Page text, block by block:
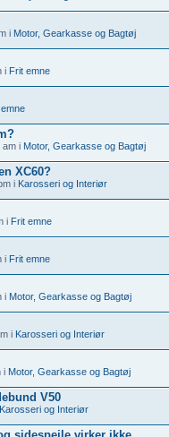
i Motor, Gearkasse og Bagtøj
i Frit emne
am i Motor, Gearkasse og Bagtøj
XC60?
i Karosseri og Interiør
i Frit emne
i Frit emne
i Motor, Gearkasse og Bagtøj
i Karosseri og Interiør
i Motor, Gearkasse og Bagtøj
V50
Karosseri og Interiør
sidespejle virker ikke